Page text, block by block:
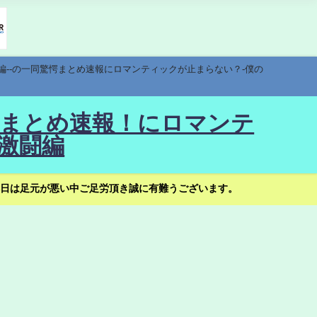
の一同驚愕まとめ速報にロマンティックが止まらない？-僕の
とめ速報！にロマンテ
闘編
足元が悪い中ご足労頂き誠に有難うございます。